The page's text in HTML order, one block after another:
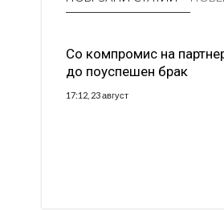
Со компромис на
до поуспешен брак
17:12, 23 август